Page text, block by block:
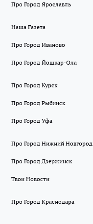
Про Город Ярославль
Наша Газета
Про Город Иваново
Про Город Йошкар-Ола
Про Город Курск
Про Город Рыбинск
Про Город Уфа
Про Город Нижний Новгород
Про Город Дзержинск
Твои Новости
Про Город Краснодара